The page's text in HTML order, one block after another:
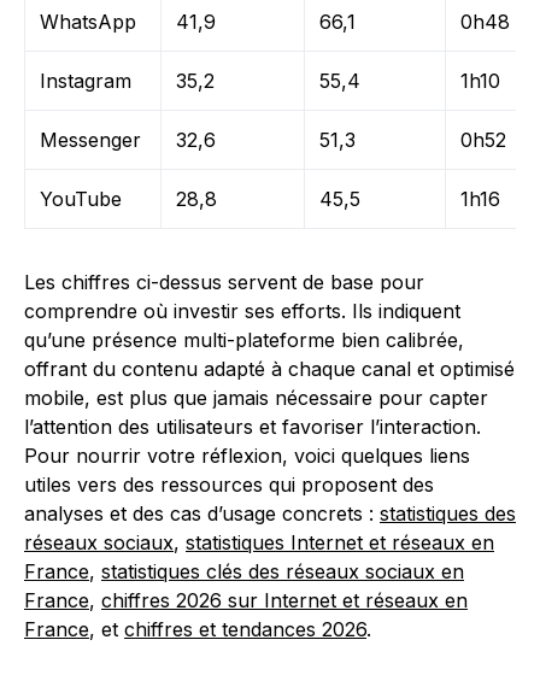
WhatsApp 41,9 66,1 0h48
Instagram 35,2 55,4 1h10
Messenger 32,6 51,3 0h52
YouTube 28,8 45,5 1h16
Les chiffres ci-dessus servent de base pour
comprendre où investir ses efforts. Ils indiquent
qu’une présence multi-plateforme bien calibrée,
offrant du contenu adapté à chaque canal et optimisé
mobile, est plus que jamais nécessaire pour capter
l’attention des utilisateurs et favoriser l’interaction.
Pour nourrir votre réflexion, voici quelques liens
utiles vers des ressources qui proposent des
analyses et des cas d’usage concrets : statistiques des
réseaux sociaux, statistiques Internet et réseaux en
France, statistiques clés des réseaux sociaux en
France, chiffres 2026 sur Internet et réseaux en
France, et chiffres et tendances 2026.